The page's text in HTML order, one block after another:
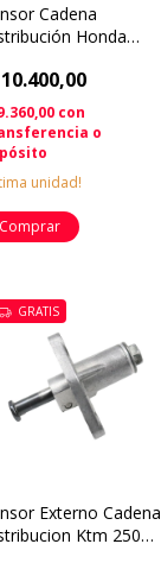
Cadena
Honda
con
o
unidad!
GRATIS
Externo Cadena
Ktm 250